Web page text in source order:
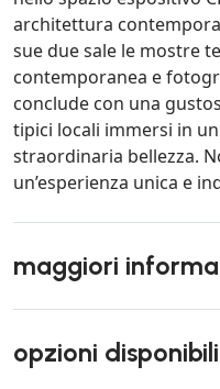
architettura
sue due sale le mostre
contemporanea e
conclude con una
tipici locali immersi in
straordinaria bellezza.
un’esperienza unica e
maggiori
opzioni disponibili